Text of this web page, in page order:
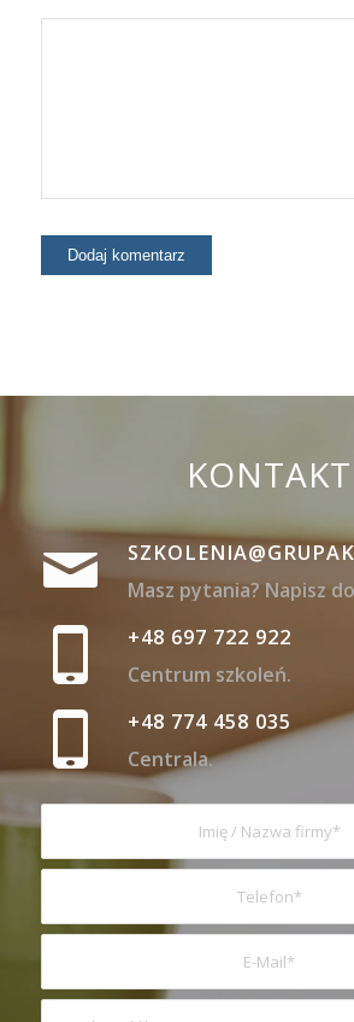
KONTAKT
Masz pytania? Napisz
+48 697 722 922
Centrum szkoleń.
+48 774 458 035
Centrala.